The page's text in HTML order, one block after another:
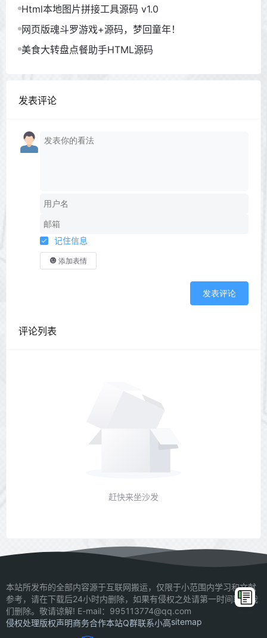
Html本地图片拼接工具源码 v1.0
网页版魂斗罗游戏+源码，梦回童年！
美食大转盘点餐助手HTML源码
发表评论
记住信息
添加表情
发表评论
评论列表
赶快来坐沙发
本站所发布的全部内容源于互联网搬运，仅限于小范围内学习和文献
参考，请在下载后24小时内删除，如果有侵权之处请第一时间联系我
们删除。敬请谅解! E-mail：995113774@qq.com
侵权处理版权声明商务合作本站Q群联系小高sitemap